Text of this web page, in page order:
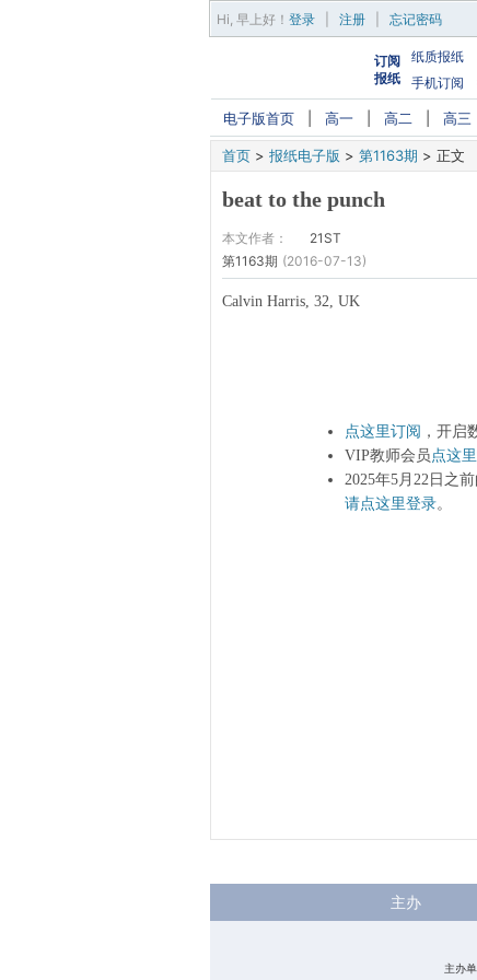
Hi, 早上好 ！ 登录 注册 忘记密码
订阅
报纸
纸质报纸
手机订阅
电子版首页 高一 高二 高三
首页 > 报纸电子版 > 第1163期 > 正文
beat to the punch
本文作者：
21ST
第1163期 (2016-07-13)
Calvin Harris, 32, UK
点这里订阅 ，开启
VIP教师会员点这
2025年5月22日之
请点这里登录。
主办
主办